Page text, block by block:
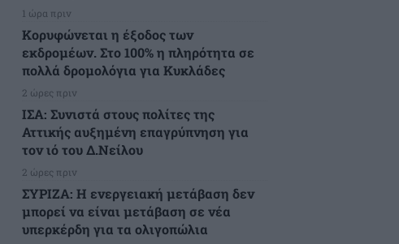
1 ώρα πριν
Κορυφώνεται η έξοδος των
εκδρομέων. Στο 100% η πληρότητα σε
πολλά δρομολόγια για Κυκλάδες
2 ώρες πριν
ΙΣΑ: Συνιστά στους πολίτες της
Αττικής αυξημένη επαγρύπνηση για
τον ιό του Δ.Νείλου
2 ώρες πριν
ΣΥΡΙΖΑ: Η ενεργειακή μετάβαση δεν
μπορεί να είναι μετάβαση σε νέα
υπερκέρδη για τα ολιγοπώλια